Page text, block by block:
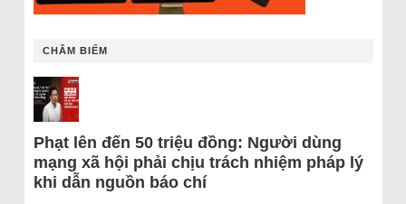
CHÂM BIẾM
Phạt lên đến 50 triệu đồng: Người dùng
mạng xã hội phải chịu trách nhiệm pháp lý
khi dẫn nguồn báo chí